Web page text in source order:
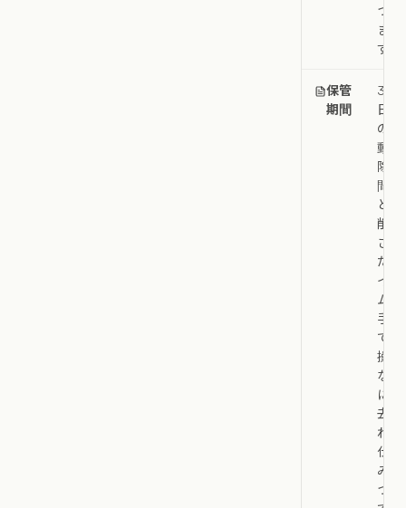
つけ
ま
す。
保管
期間
30
日間
の自
動削
除期
間
と、
削除
され
たア
イテ
ムが
手動
での
操作
なし
に消
去さ
れる
仕組
みに
つい